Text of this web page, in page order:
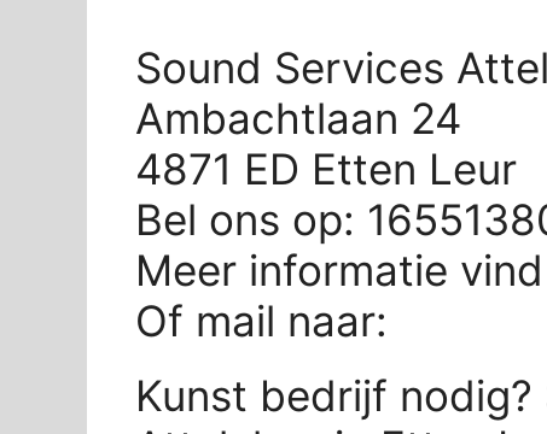
Sound Services
Ambachtlaan 24
4871 ED Etten Leur
Bel ons op:
Meer informatie
Of mail naar:
Kunst bedrijf